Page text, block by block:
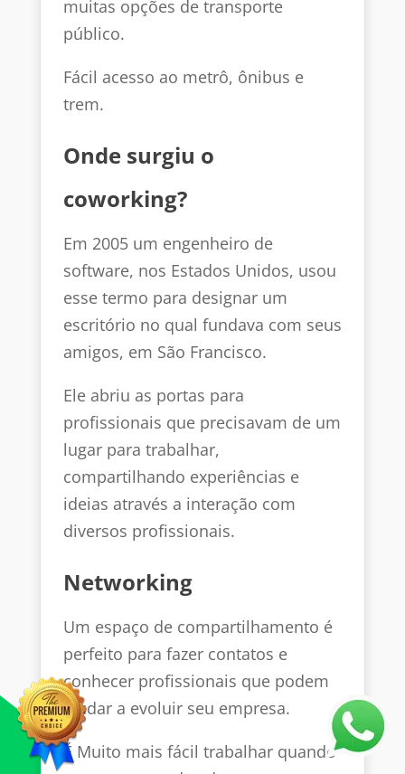
muitas opções de transporte
público.
Fácil acesso ao metrô, ônibus e
trem.
Onde surgiu o
coworking?
Em 2005 um engenheiro de
software, nos Estados Unidos, usou
esse termo para designar um
escritório no qual fundava com seus
amigos, em São Francisco.
Ele abriu as portas para
profissionais que precisavam de um
lugar para trabalhar,
compartilhando experiências e
ideias através a interação com
diversos profissionais.
Networking
Um espaço de compartilhamento é
perfeito para fazer contatos e
conhecer profissionais que podem
ajudar a evoluir seu empresa.
É Muito mais fácil trabalhar quando